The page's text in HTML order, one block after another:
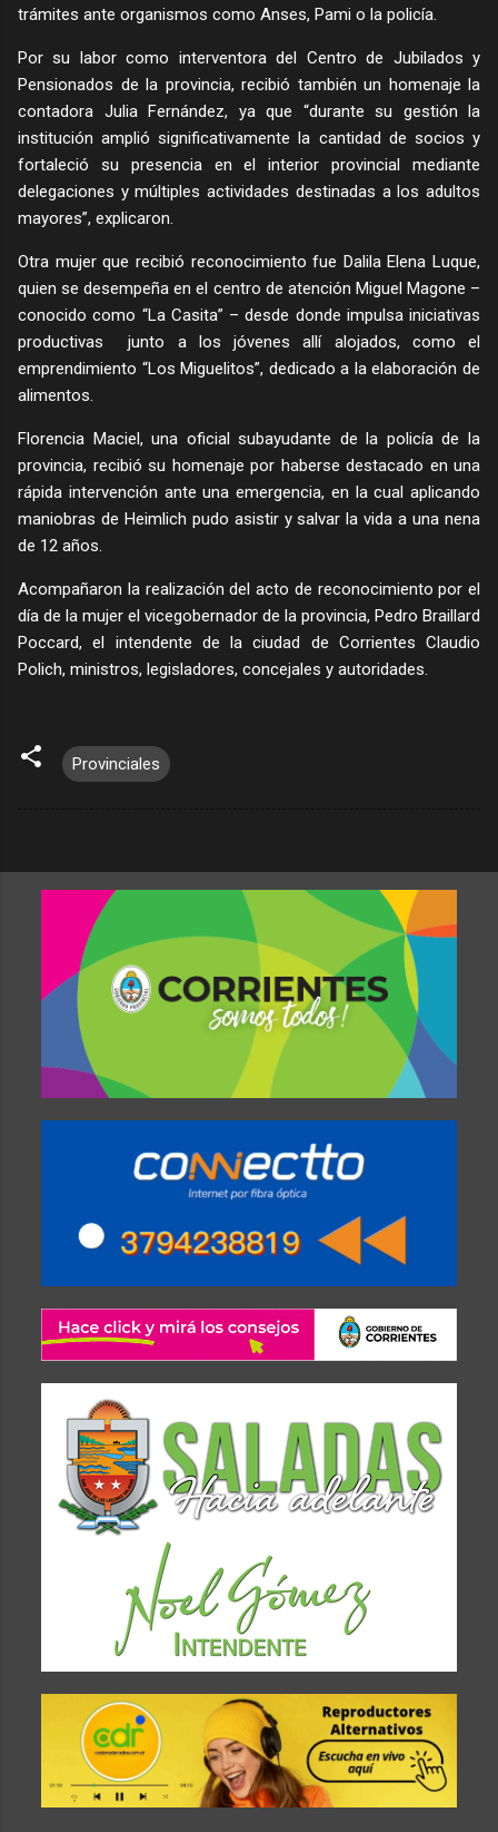
trámites ante organismos como Anses, Pami o la policía.
Por su labor como interventora del Centro de Jubilados y
Pensionados de la provincia, recibió también un homenaje la
contadora Julia Fernández, ya que “durante su gestión la
institución amplió significativamente la cantidad de socios y
fortaleció su presencia en el interior provincial mediante
delegaciones y múltiples actividades destinadas a los adultos
mayores”, explicaron.
Otra mujer que recibió reconocimiento fue Dalila Elena Luque,
quien se desempeña en el centro de atención Miguel Magone –
conocido como “La Casita” – desde donde impulsa iniciativas
productivas junto a los jóvenes allí alojados, como el
emprendimiento “Los Miguelitos”, dedicado a la elaboración de
alimentos.
Florencia Maciel, una oficial subayudante de la policía de la
provincia, recibió su homenaje por haberse destacado en una
rápida intervención ante una emergencia, en la cual aplicando
maniobras de Heimlich pudo asistir y salvar la vida a una nena
de 12 años.
Acompañaron la realización del acto de reconocimiento por el
día de la mujer el vicegobernador de la provincia, Pedro Braillard
Poccard, el intendente de la ciudad de Corrientes Claudio
Polich, ministros, legisladores, concejales y autoridades.
Provinciales